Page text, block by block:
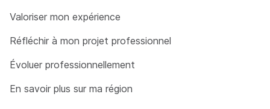
Valoriser mon expérience
Réfléchir à mon projet professionnel
Évoluer professionnellement
En savoir plus sur ma région